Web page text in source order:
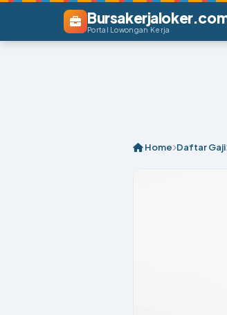
Portal Lowongan Kerja
Home Daftar Gaji